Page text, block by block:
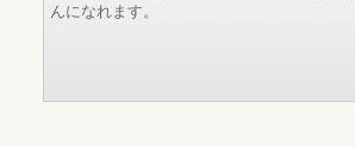
んになれます。